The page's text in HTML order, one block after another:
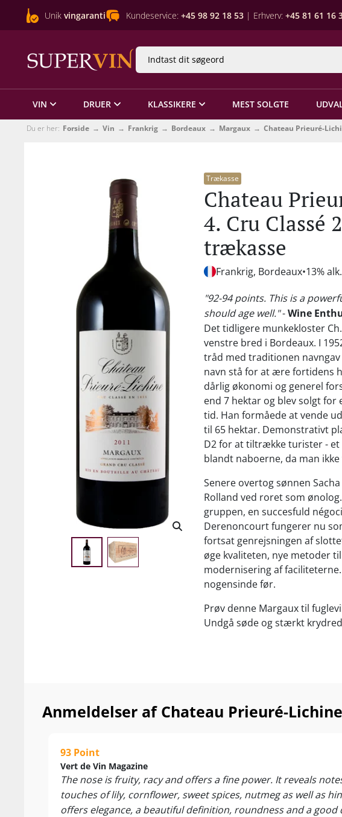
Unik vingaranti Kundeservice: +45 98 92 18 53 | Erhverv: +45 81 61 16
VIN DRUER KLASSIKERE MEST SOLGTE
Du er her: Forside Vin Frankrig Bordeaux Margaux Chateau Prieuré-
Trækasse
Chateau
4. Cru Classé
trækasse
Frankrig, Bordeaux 13% alk.
"92-94 points. This is a
should age well."-Wine
Det tidligere munkekloster
venstre bred i Bordeaux. I
tråd med traditionen
navn stå for at ære fortidens
dårlig økonomi og generel
end 7 hektar og blev solgt
tid. Han formåede at vende
til 65 hektar. Demonstrativt
D2 for at tiltrække turister -
blandt naboerne, da man
Senere overtog sønnen
Rolland ved roret som
gruppen, en succesfuld
Derenoncourt fungerer nu
fortsat genrejsningen af
øge kvaliteten, nye metoder
modernisering af
nogensinde før.
Prøv denne Margaux til
Undgå søde og stærkt
Anmeldelser af Chateau Prieuré-
93 Point
Vert de Vin Magazine
The nose is fruity, racy and offers a fine power. It reveals
touches of lily, cornflower, sweet spices, nutmeg as well as
offers elegance, a beautiful definition, roundness and a